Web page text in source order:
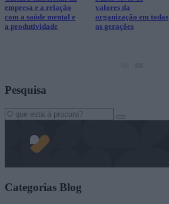
empresa e a relação
com a saúde mental e
a produtividade
valores da
organização em todas
as gerações
Pesquisa
Search
for:
Categorias Blog